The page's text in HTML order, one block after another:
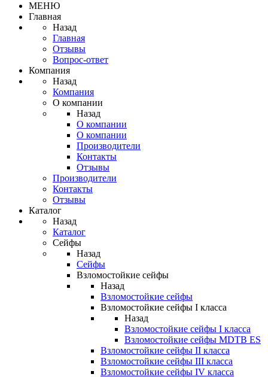
МЕНЮ
Главная
Назад
Главная
Отзывы
Вопрос-ответ
Компания
Назад
Компания
О компании
Назад
О компании
О компании
Производители
Контакты
Отзывы
Производители
Контакты
Отзывы
Каталог
Назад
Каталог
Сейфы
Назад
Сейфы
Взломостойкие сейфы
Назад
Взломостойкие сейфы
Взломостойкие сейфы I класса
Назад
Взломостойкие сейфы I класса
Взломостойкие сейфы MDTB ES
Взломостойкие сейфы II класса
Взломостойкие сейфы III класса
Взломостойкие сейфы IV класса